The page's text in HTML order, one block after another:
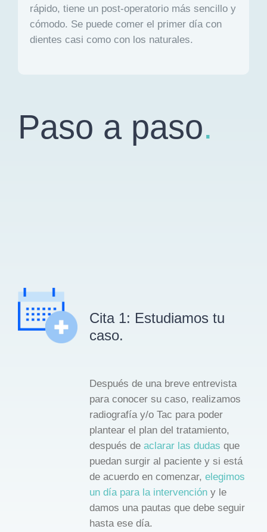
rápido, tiene un post-operatorio más sencillo y
cómodo. Se puede comer el primer día con
dientes casi como con los naturales.
Paso a paso.
Cita 1: Estudiamos tu
caso.
Después de una breve entrevista
para conocer su caso, realizamos
radiografía y/o Tac para poder
plantear el plan del tratamiento,
después de aclarar las dudas que
puedan surgir al paciente y si está
de acuerdo en comenzar, elegimos
un día para la intervencióny le
damos una pautas que debe seguir
hasta ese día.